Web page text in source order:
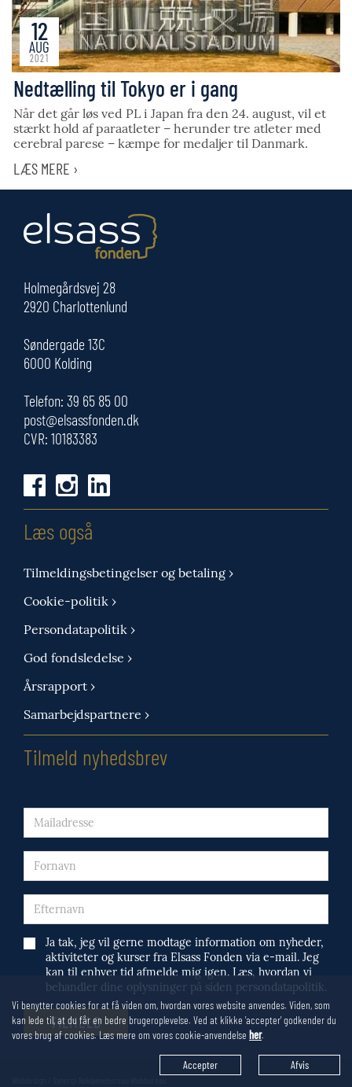
12
AUG
2021
Nedtælling til Tokyo er i gang
Når det går løs ved PL i Japan fra den 24. august, vil et
stærkt hold af paraatleter – herunder tre atleter med
cerebral parese – kæmpe for medaljer til Danmark.
LÆS MERE ›
Holmegårdsvej 28
2920 Charlottenlund
Søndergade 13C
6000 Kolding
Telefon: 39 65 85 00
post@elsassfonden.dk
CVR: 10183383
Læs også
Tilmeldingsbetingelser og betaling ›
Cookie-politik ›
Persondatapolitik ›
God fondsledelse ›
Årsrapport ›
Samarbejdspartnere ›
Tilmeld nyhedsbrev
Ja tak, jeg vil gerne modtage information om nyheder,
aktiviteter og kurser fra Elsass Fonden via e-mail. Jeg
kan til enhver tid afmelde mig igen. Læs, hvordan vi
behandler dine oplysninger på siden persondatapolitik.
Vi benytter cookies for at få viden om, hvordan vores website anvendes. Viden, som
kan lede til, at du får en bedre brugeroplevelse. Ved at klikke 'accepter' godkender du
vores brug af cookies. Læs mere om vores cookie-anvendelse her.
Afvis
Accepter